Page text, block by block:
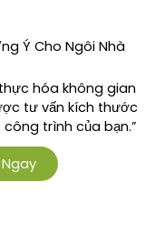
Ý Cho Ngôi Nhà
hóa không gian
tư vấn kích thước
trình của bạn.”